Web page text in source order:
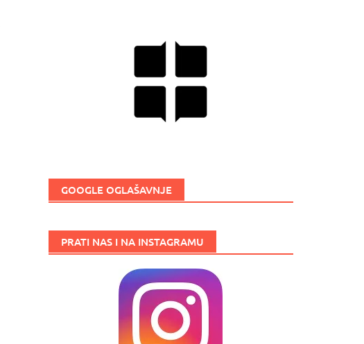
GOOGLE OGLAŠAVNJE
PRATI NAS I NA INSTAGRAMU